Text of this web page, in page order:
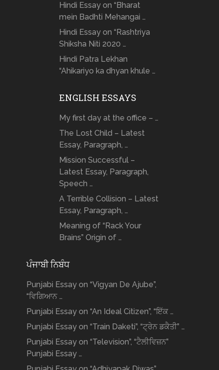
Hindi Essay on “Bharat
mein Badhti Mehangai …
Hindi Essay on “Rashtriya
Shiksha Niti 2020 …
Hindi Patra Lekhan
“Ahikariyo ka dhyan khule …
ENGLISH ESSAYS
My first day at the office – …
The Lost Child – Latest
Essay, Paragraph, …
Mission Successful –
Latest Essay, Paragraph,
Speech …
A Terrible Collision – Latest
Essay, Paragraph, …
Meaning of “Rack Your
Brains” Origin of …
ਪੰਜਾਬੀ ਨਿਬੰਧ
Punjabi Essay on “Vigyan De Ajube”,
“ਵਿਗਿਆਨ …
Punjabi Essay on “An Ideal Citizen”, “ਇੱਕ …
Punjabi Essay on “Train Daketi”, “ਟ੍ਰੇਨ ਡਕੈਤੀ” …
Punjabi Essay on “Television”, “ਟੈਲੀਵਿਜ਼ਨ”
Punjabi Essay …